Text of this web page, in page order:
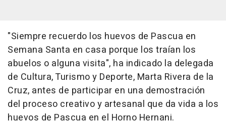
"Siempre recuerdo los huevos de Pascua en
Semana Santa en casa porque los traían los
abuelos o alguna visita", ha indicado la delegada
de Cultura, Turismo y Deporte, Marta Rivera de la
Cruz, antes de participar en una demostración
del proceso creativo y artesanal que da vida a los
huevos de Pascua en el Horno Hernani.